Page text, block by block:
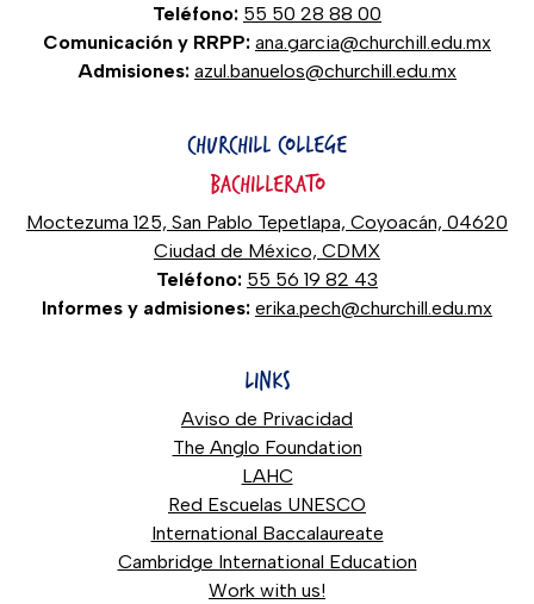
Teléfono: 55 50 28 88 00
Comunicación y RRPP: ana.garcia@churchill.edu.mx
Admisiones: azul.banuelos@churchill.edu.mx
CHURCHILL COLLEGE
BACHILLERATO
Moctezuma 125, San Pablo Tepetlapa, Coyoacán, 04620
Ciudad de México, CDMX
Teléfono: 55 56 19 82 43
Informes y admisiones: erika.pech@churchill.edu.mx
LINKS
Aviso de Privacidad
The Anglo Foundation
LAHC
Red Escuelas UNESCO
International Baccalaureate
Cambridge International Education
Work with us!